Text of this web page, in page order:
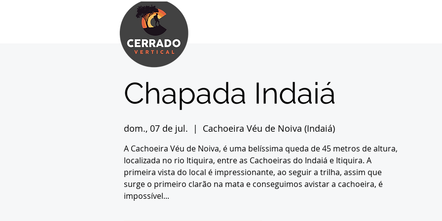
Chapada Indaiá
dom., 07 de jul.
  |
Cachoeira Véu de Noiva (Indaiá)
A Cachoeira Véu de Noiva, é uma belíssima queda de 45 metros de altura,
localizada no rio Itiquira, entre as Cachoeiras do Indaiá e Itiquira. A
primeira vista do local é impressionante, ao seguir a trilha, assim que
surge o primeiro clarão na mata e conseguimos avistar a cachoeira, é
impossível...